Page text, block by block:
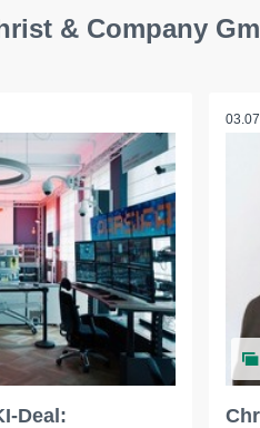
& Company
Deal: